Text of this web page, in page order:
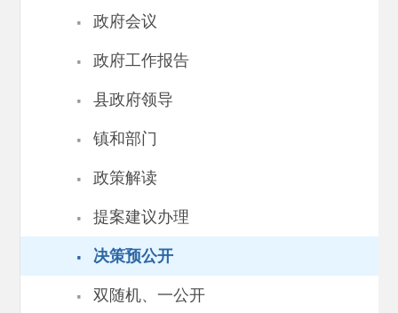
· 政府会议
· 政府工作报告
· 县政府领导
· 镇和部门
· 政策解读
· 提案建议办理
· 决策预公开
· 双随机、一公开